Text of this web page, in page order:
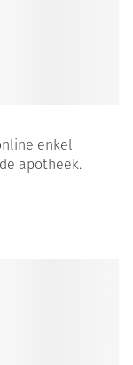
enkel
apotheek.